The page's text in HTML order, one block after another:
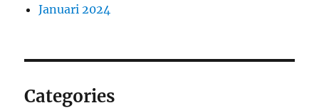
Januari 2024
Categories